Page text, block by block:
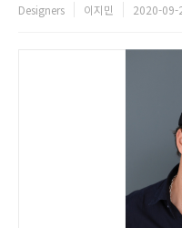
지엘로나구라(Zielona
Designers 이지민 2020-09-